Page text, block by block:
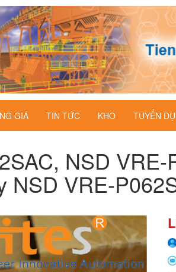
GIÁ TIN TỨC KHO TUYỂN
NSD
NSD VRE-